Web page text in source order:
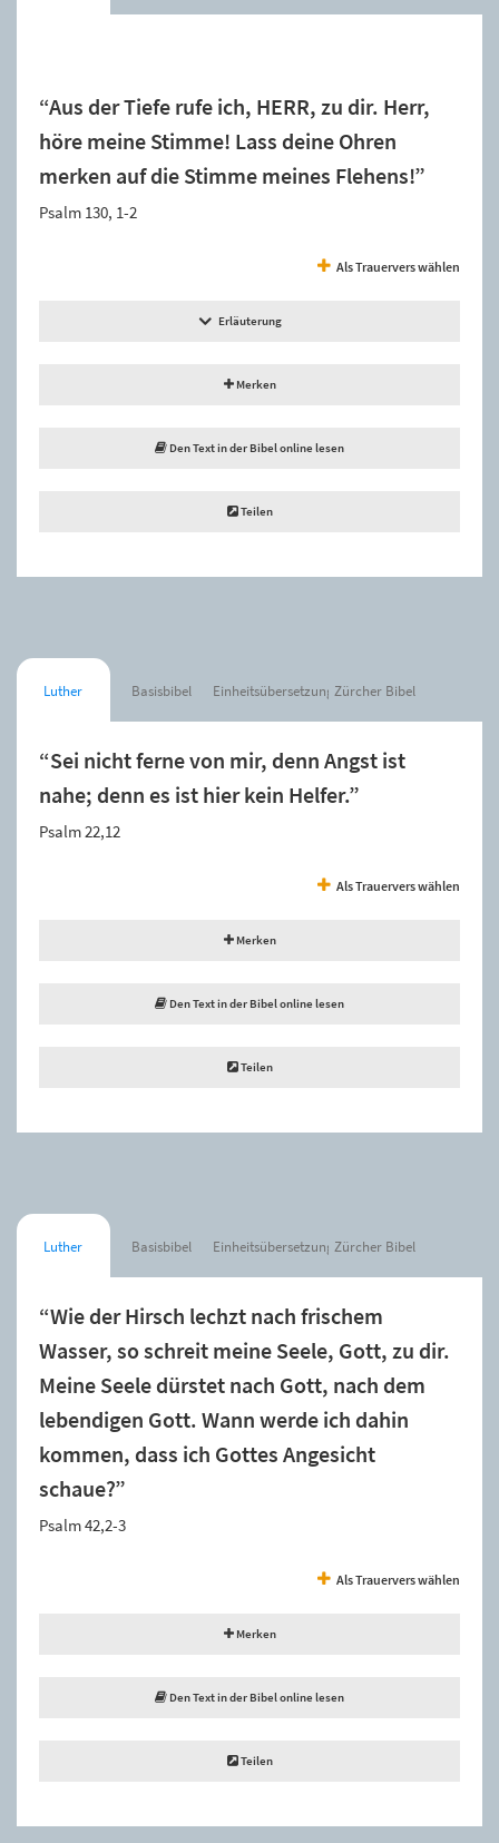
“Aus der Tiefe rufe ich, HERR, zu dir. Herr,
höre meine Stimme! Lass deine Ohren
merken auf die Stimme meines Flehens!”
Psalm 130, 1-2
Als Trauervers wählen
Erläuterung
Merken
Den Text in der Bibel online lesen
Teilen
Luther Basisbibel Einheitsübersetzung Zürcher Bibel
“Sei nicht ferne von mir, denn Angst ist
nahe; denn es ist hier kein Helfer.”
Psalm 22,12
Als Trauervers wählen
Merken
Den Text in der Bibel online lesen
Teilen
Luther Basisbibel Einheitsübersetzung Zürcher Bibel
“Wie der Hirsch lechzt nach frischem
Wasser, so schreit meine Seele, Gott, zu dir.
Meine Seele dürstet nach Gott, nach dem
lebendigen Gott. Wann werde ich dahin
kommen, dass ich Gottes Angesicht
schaue?”
Psalm 42,2-3
Als Trauervers wählen
Merken
Den Text in der Bibel online lesen
Teilen